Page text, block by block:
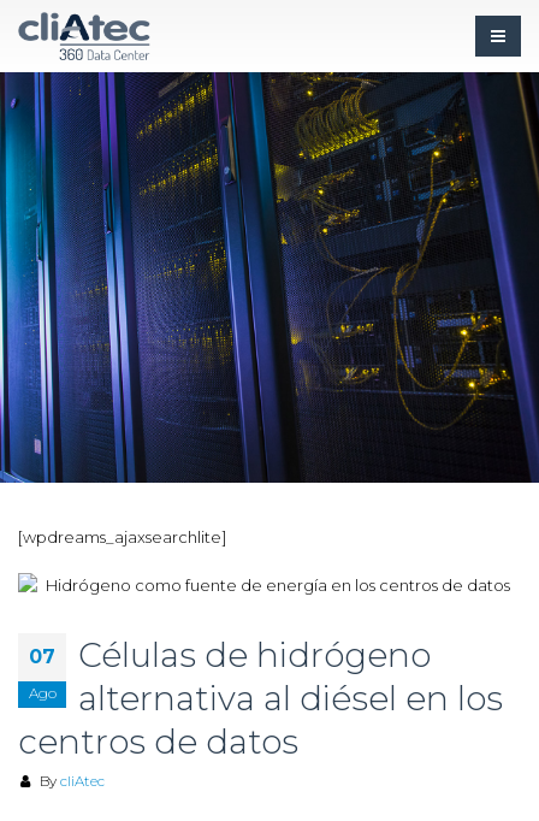
[wpdreams_ajaxsearchlite]
07
Ago
Células de hidrógeno
alternativa al diésel en los
centros de datos
By cliAtec